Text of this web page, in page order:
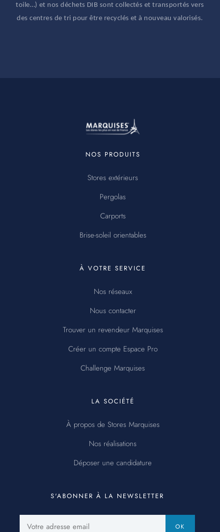
toile…) et nos déchets DIB sont collectés et transportés vers
des centres de tri pour être recyclés et à nouveau valorisés.
NOS PRODUITS
Stores extérieurs
Pergolas
Carports
Brise-soleil orientables
À VOTRE SERVICE
Nos réseaux
Nous contacter
Trouver un revendeur Marquises
Créer un compte Espace Pro
Challenge Marquises
LA SOCIÉTÉ
À propos de Stores Marquises
Nos réalisations
Déposer une candidature
S'ABONNER À LA NEWSLETTER
adresse
OK